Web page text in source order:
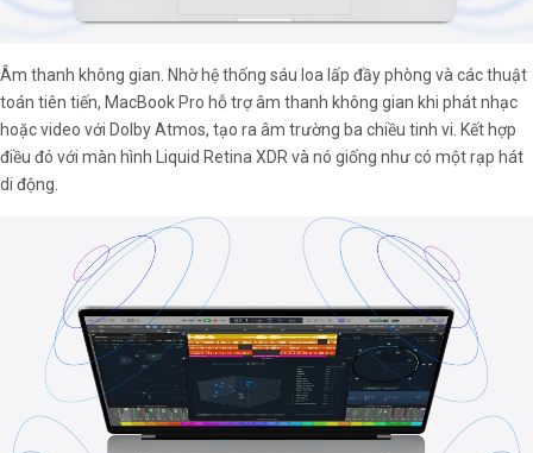
Âm thanh không gian. Nhờ hệ thống sáu loa lấp đầy phòng và các thuật
toán tiên tiến, MacBook Pro hỗ trợ âm thanh không gian khi phát nhạc
hoặc video với Dolby Atmos, tạo ra âm trường ba chiều tinh vi. Kết hợp
điều đó với màn hình Liquid Retina XDR và nó giống như có một rạp hát
di động.